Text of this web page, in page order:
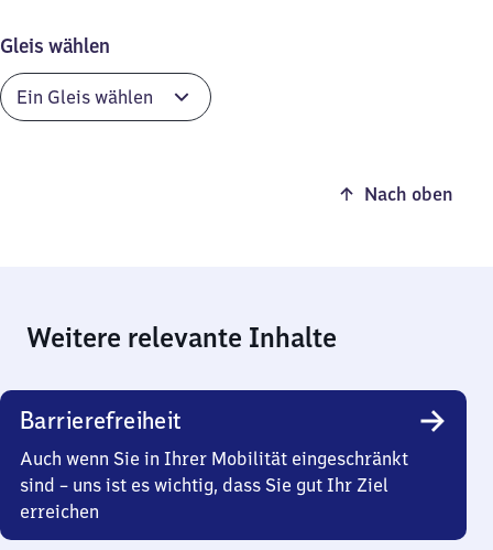
Gleis wählen
Nach oben
Weitere relevante Inhalte
Barrierefreiheit
Auch wenn Sie in Ihrer Mobilität eingeschränkt
sind – uns ist es wichtig, dass Sie gut Ihr Ziel
erreichen